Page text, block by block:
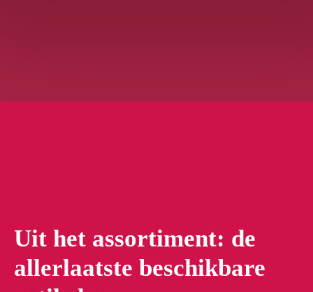
Uit het assortiment: de
allerlaatste beschikbare